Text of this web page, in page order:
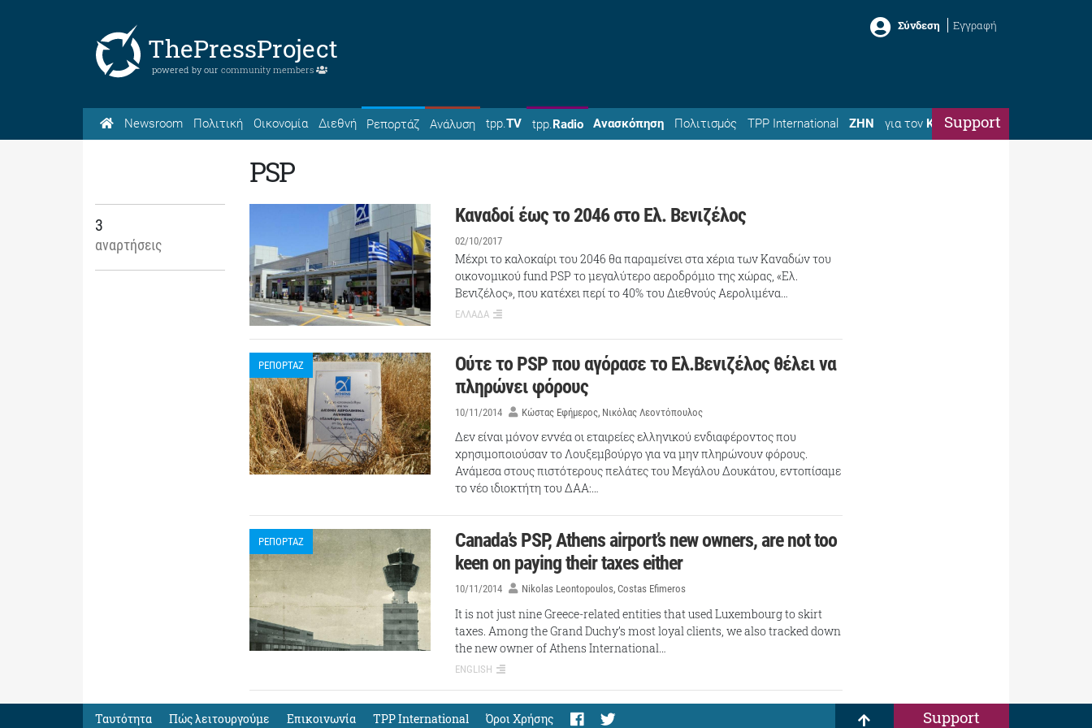
ThePressProject
powered by our community members
Σύνδεση Εγγραφή
Newsroom Πολιτική Οικονομία Διεθνή Ρεπορτάζ Ανάλυση tpp.TV tpp.Radio Ανασκόπηση Πολιτισμός TPP International ΖΗΝ για τον ΚώσταSupport
PSP
3
αναρτήσεις
Καναδοί έως το 2046 στο Ελ. Βενιζέλος
02/10/2017
Μέχρι το καλοκαίρι του 2046 θα παραμείνει στα χέρια των Καναδών του
οικονομικού fund PSP το μεγαλύτερο αεροδρόμιο της χώρας, «Ελ.
Βενιζέλος», που κατέχει περί το 40% του Διεθνούς Αερολιμένα…
ΕΛΛΑΔΑ
ΡΕΠΟΡΤΑΖ
Ούτε το PSP που αγόρασε το Ελ.Βενιζέλος θέλει να
πληρώνει φόρους
10/11/2014 Κώστας Εφήμερος Νικόλας Λεοντόπουλος
Δεν είναι μόνον εννέα οι εταιρείες ελληνικού ενδιαφέροντος που
χρησιμοποιούσαν το Λουξεμβούργο για να μην πληρώνουν φόρους.
Ανάμεσα στους πιστότερους πελάτες του Μεγάλου Δουκάτου, εντοπίσαμε
το νέο ιδιοκτήτη του ΔΑΑ:…
ΡΕΠΟΡΤΑΖ
Canada’s PSP, Athens airport’s new owners, are not too
keen on paying their taxes either
10/11/2014 Nikolas Leontopoulos Costas Efimeros
It is not just nine Greece-related entities that used Luxembourg to skirt
taxes. Among the Grand Duchy’s most loyal clients, we also tracked down
the new owner of Athens International…
ENGLISH
Ταυτότητα Πώς λειτουργούμε Eπικοινωνία TPP International Όροι Χρήσης Support